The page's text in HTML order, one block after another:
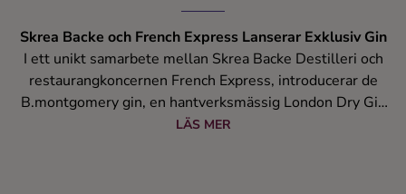
Skrea Backe och French Express Lanserar Exklusiv Gin
I ett unikt samarbete mellan Skrea Backe Destilleri och
restaurangkoncernen French Express, introducerar de
B.montgomery gin, en hantverksmässig London Dry Gin
skräddarsydd för French Express krogar. Denna nya gin är
LÄS MER